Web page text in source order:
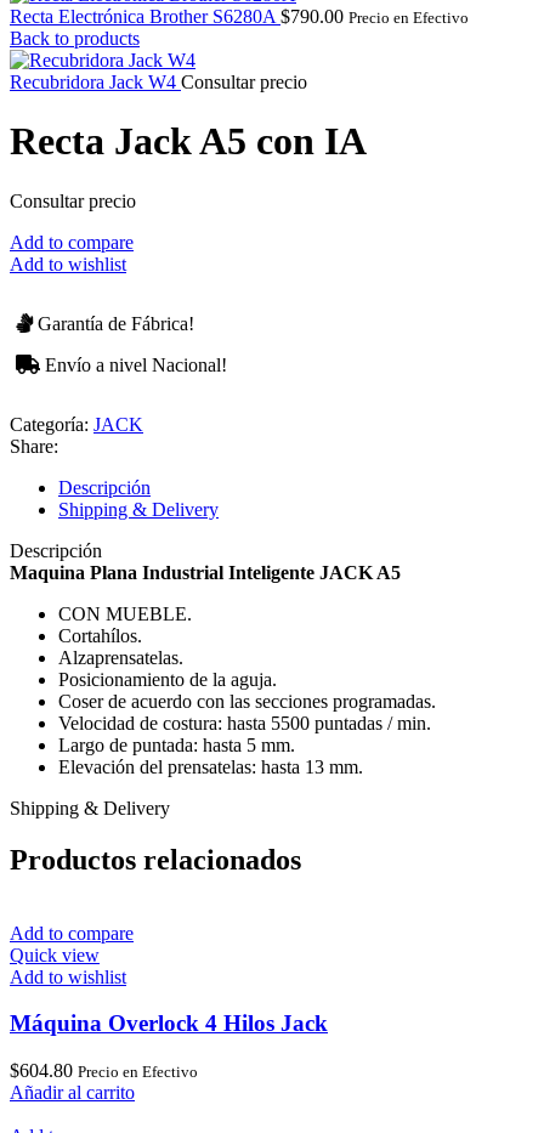
Recta Electrónica Brother S6280A $790.00 Precio en Efectivo
Back to products
Recubridora Jack W4 Consultar precio
Recta Jack A5 con IA
Consultar precio
Add to compare
Add to wishlist
Garantía de Fábrica!
Envío a nivel Nacional!
Categoría: JACK
Share:
Descripción
Shipping & Delivery
Descripción
Maquina Plana Industrial Inteligente JACK A5
CON MUEBLE.
Cortahílos.
Alzaprensatelas.
Posicionamiento de la aguja.
Coser de acuerdo con las secciones programadas.
Velocidad de costura: hasta 5500 puntadas / min.
Largo de puntada: hasta 5 mm.
Elevación del prensatelas: hasta 13 mm.
Shipping & Delivery
Productos relacionados
Add to compare
Quick view
Add to wishlist
Máquina Overlock 4 Hilos Jack
$604.80 Precio en Efectivo
Añadir al carrito